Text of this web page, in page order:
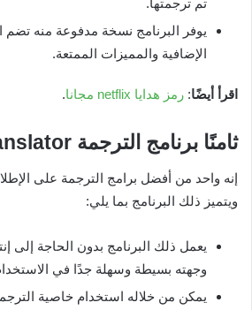
تم ترجمتها.
يوفر البرنامج نسخة مدفوعة منه تضم
الإضافية والمميزات الممتعة.
اقرأ أيضًا: رمز هدايا netflix مجانا .
ثامنًا برنامج الترجمة
ويتميز ذلك البرنامج بما يلي:
يعمل ذلك البرنامج بدون الحاجة إلى
وجهته بسيطة وسهلة جدًا في
يمكن من خلاله استخدام خاصية